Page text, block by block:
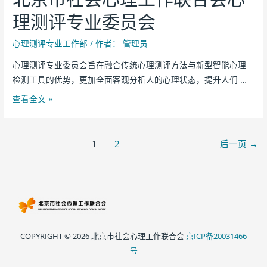
理测评专业委员会
心理测评专业工作部 / 作者：
管理员
心理测评专业委员会旨在融合传统心理测评方法与新型智能心理
检测工具的优势，更加全面客观分析人的心理状态，提升人们 …
查看全文 »
1 2 后一页 →
COPYRIGHT © 2026 北京市社会心理工作联合会京ICP备20031466
号